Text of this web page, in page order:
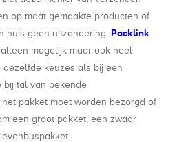
op maat gemaakte producten of
huis geen uitzondering. Packlink
mogelijk maar ook heel
keuzes als bij een
bij tal van bekende
pakket moet worden bezorgd of
een groot pakket, een zwaar